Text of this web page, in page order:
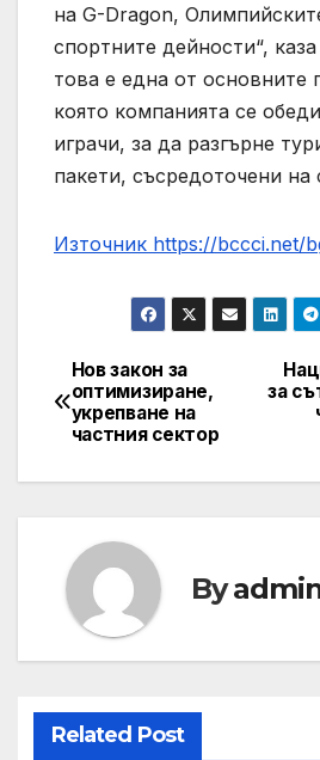
на G-Dragon,
спортните дейности“,
това е една от основните
която компанията се
играчи, за да разгърне
пакети, съсредоточени на
Източник https://bccci.net/
Post
navigation
за
Нов закон за
оптимизиране,
укрепване на
частния сектор
By
Related Post